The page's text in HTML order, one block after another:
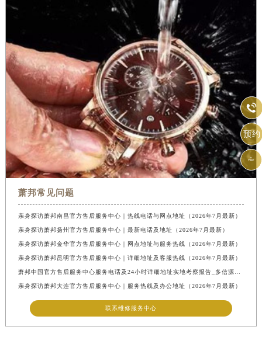
萧邦常见问题
亲身探访萧邦南昌官方售后服务中心｜热线电话与网点地址（2026年7月最新）
亲身探访萧邦扬州官方售后服务中心｜最新电话及地址（2026年7月最新）
亲身探访萧邦金华官方售后服务中心｜网点地址与服务热线（2026年7月最新）
亲身探访萧邦昆明官方售后服务中心｜详细地址及客服热线（2026年7月最新）
萧邦中国官方售后服务中心服务电话及24小时详细地址实地考察报告_多信源验证（2026年7月最新）
亲身探访萧邦大连官方售后服务中心｜服务热线及办公地址（2026年7月最新）
联系维修服务中心

预约
